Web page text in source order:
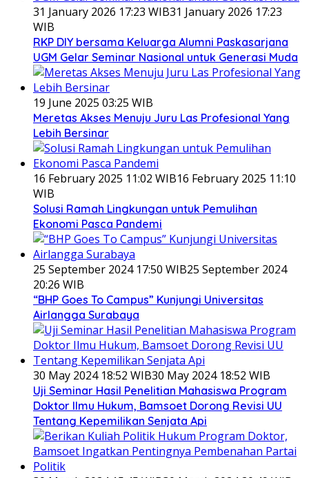
31 January 2026 17:23 WIB31 January 2026 17:23
WIB
RKP DIY bersama Keluarga Alumni Paskasarjana
UGM Gelar Seminar Nasional untuk Generasi Muda
19 June 2025 03:25 WIB
Meretas Akses Menuju Juru Las Profesional Yang
Lebih Bersinar
16 February 2025 11:02 WIB16 February 2025 11:10
WIB
Solusi Ramah Lingkungan untuk Pemulihan
Ekonomi Pasca Pandemi
25 September 2024 17:50 WIB25 September 2024
20:26 WIB
“BHP Goes To Campus” Kunjungi Universitas
Airlangga Surabaya
30 May 2024 18:52 WIB30 May 2024 18:52 WIB
Uji Seminar Hasil Penelitian Mahasiswa Program
Doktor Ilmu Hukum, Bamsoet Dorong Revisi UU
Tentang Kepemilikan Senjata Api